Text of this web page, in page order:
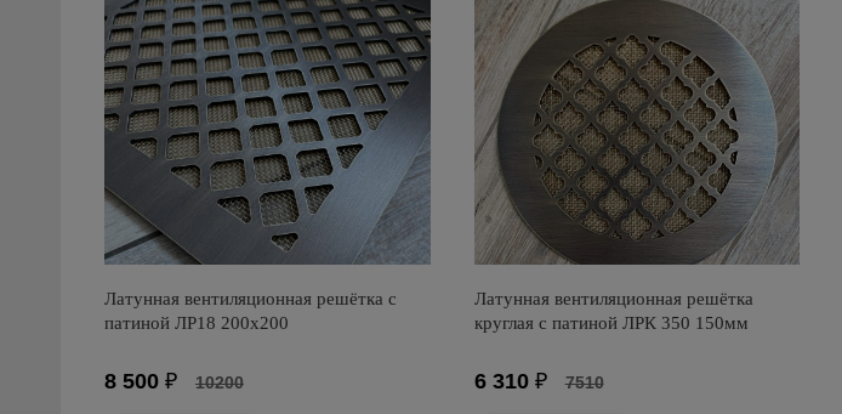
Латунная вентиляционная решётка с
патиной ЛР18 200х200
8 500 ₽ 10200
Латунная вентиляционная решётка
круглая с патиной ЛРК 350 150мм
6 310₽ 7510